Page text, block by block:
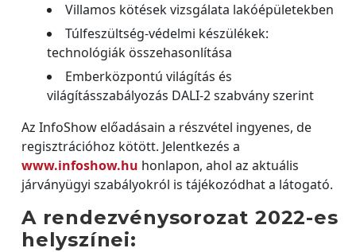
Villamos kötések vizsgálata lakóépületekben
Túlfeszültség-védelmi készülékek:
technológiák összehasonlítása
Emberközpontú világítás és
világításszabályozás DALI-2 szabvány szerint
Az InfoShow előadásain a részvétel ingyenes, de
regisztrációhoz kötött. Jelentkezés a
www.infoshow.hu honlapon, ahol az aktuális
járványügyi szabályokról is tájékozódhat a látogató.
A rendezvénysorozat 2022-es
helyszínei: